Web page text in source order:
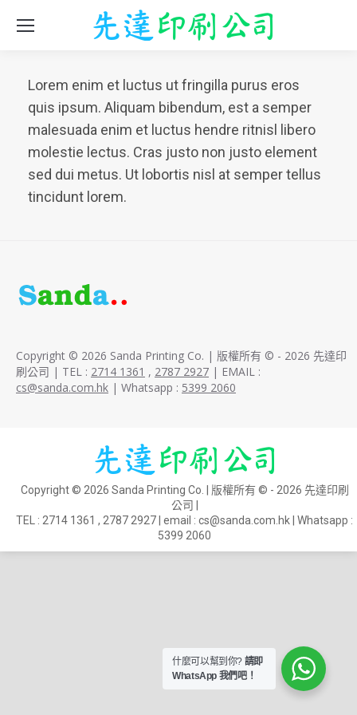
Lorem enim et luctus ut fringilla purus eros
quis ipsum. Aliquam bibendum, est a semper
malesuada enim et luctus hendre ritnisl libero
molestie lectus. Cras justo non justo element
sed dui metus. Ut lobortis nisl at semper tellus
tincidunt lorem.
Copyright © 2026 Sanda Printing Co. | 版權所有 © - 2026 先達印
刷公司 | TEL : 2714 1361 , 2787 2927 | EMAIL :
cs@sanda.com.hk | Whatsapp : 5399 2060
Copyright © 2026 Sanda Printing Co. | 版權所有 © - 2026 先達印刷
公司 |
TEL : 2714 1361 , 2787 2927 | email : cs@sanda.com.hk | Whatsapp :
5399 2060
什麼可以幫到你? 請即
WhatsApp 我們吧！